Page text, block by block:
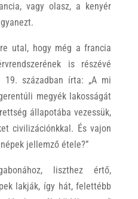
vagy olasz, a kenyér
utal, hogy még a francia
is részévé
században írta: „A mi
megyék lakosságát
állapotába vezessük,
civilizációnkkal. És vajon
jellemző étele?”
liszthez értő,
lakják, így hát, felettébb